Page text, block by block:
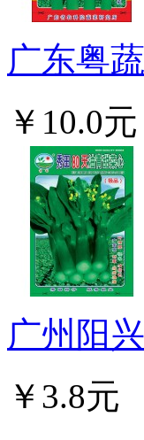
广东粤
￥10.0元
广州阳
￥3.8元